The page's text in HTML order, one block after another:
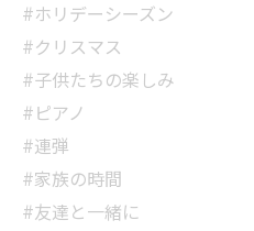
#ホリデーシーズン
#クリスマス
#子供たちの楽しみ
#ピアノ
#連弾
#家族の時間
#友達と一緒に